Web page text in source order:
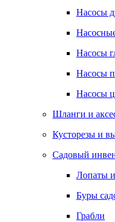
Насосы
Насосы
Насосы
Насосы
Шланги и
Кусторезы и
Садовый
Лопаты
Буры
Грабли